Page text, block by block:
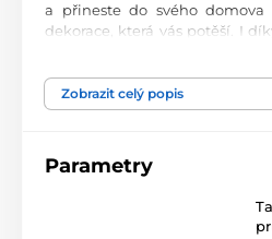
a přineste do svého
dekorace, která vás potěší. I
Perfektní tiskové zpracování
materiál s jemným povrchem a
90 µm. Tyto tapety neobsahují
přilnavým akrylovým lepidlem,
Zobrazit celý popis
Parametry